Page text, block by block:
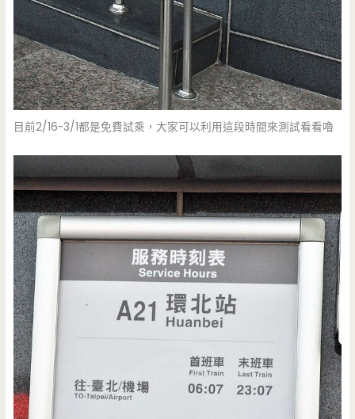
目前2/16-3/1都是免費試乘，大家可以利用這段時間來測試看看嚕